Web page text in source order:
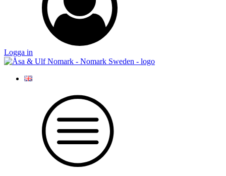
Logga in